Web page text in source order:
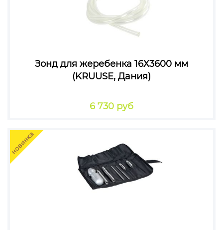
Зонд для жеребенка 16Х3600 мм
(KRUUSE, Дания)
6 730 руб